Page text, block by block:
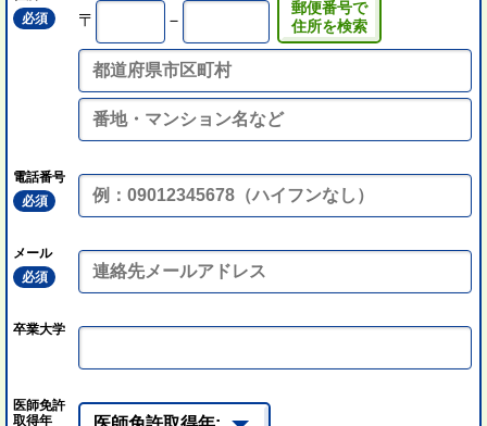
必須
〒 －
郵便番号で
住所を検索
電話番号
必須
メール
必須
卒業大学
医師免許
取得年